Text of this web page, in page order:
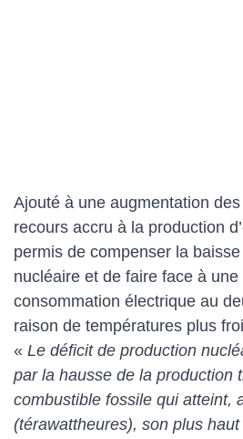
Ajouté à une augmentation
recours accru à la production
permis de compenser la
nucléaire et de faire face à
consommation électrique au
raison de températures plus
« Le déficit de production
par la hausse de la production
combustible fossile qui atteint,
(térawattheures), son plus